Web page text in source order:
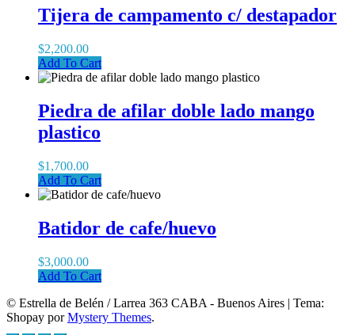
Tijera de campamento c/ destapador
$2,200.00
Add To Cart
Piedra de afilar doble lado mango
plastico
$1,700.00
Add To Cart
Batidor de cafe/huevo
$3,000.00
Add To Cart
© Estrella de Belén / Larrea 363 CABA - Buenos Aires | Tema:
Shopay porMystery Themes.